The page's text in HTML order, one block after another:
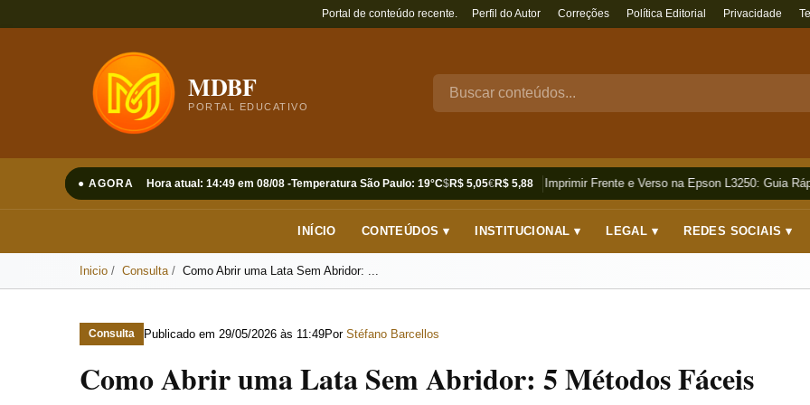
Portal de conteúdo recente. Perfil do Autor Correções Política Editorial Privacidade
MDBF
PORTAL EDUCATIVO
● AGORA Hora atual: 14:49 em 08/08 -Temperatura São Paulo: 19°C$R$ 5,05€R$ 5,88
Como Imprimir Frente e Verso na Epson L3250: Guia
INÍCIO CONTEÚDOS ▾ INSTITUCIONAL ▾ LEGAL ▾ REDES SOCIAIS ▾
Inicio Consulta Como Abrir uma Lata Sem Abridor: ...
Consulta Publicado em 29/05/2026 às 11:49Por Stéfano Barcellos
Como Abrir uma Lata Sem Abridor: 5 Métodos Fáceis